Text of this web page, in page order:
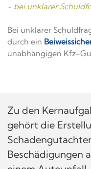
- bei unklarer
Bei unklarer
durch ein
unabhängigen Kfz-
Zu den
gehört die
Beschädigungen